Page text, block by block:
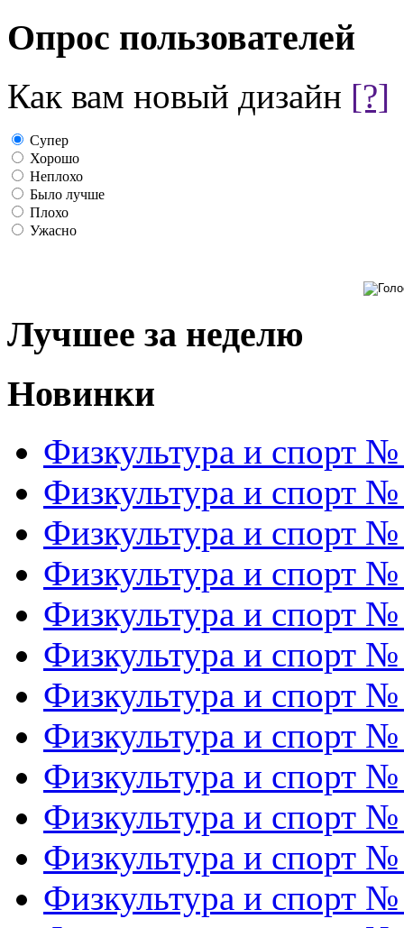
Опрос пользователей
Как вам новый дизайн [?]
Супер
Хорошо
Неплохо
Было лучше
Плохо
Ужасно
Лучшее за неделю
Новинки
Физкультура и спорт
Физкультура и спорт
Физкультура и спорт
Физкультура и спорт
Физкультура и спорт
Физкультура и спорт
Физкультура и спорт
Физкультура и спорт
Физкультура и спорт
Физкультура и спорт
Физкультура и спорт
Физкультура и спорт